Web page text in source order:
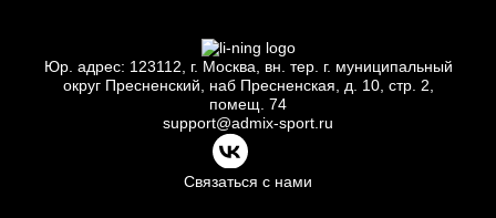
Юр. адрес: 123112, г. Москва, вн. тер. г. муниципальный
округ Пресненский, наб Пресненская, д.
10, стр. 2,
помещ. 74
support@admix-sport.ru
Связаться с нами